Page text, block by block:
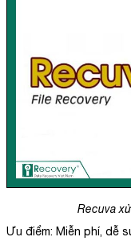
Recuva
Ưu điểm: Miễn phí, dễ